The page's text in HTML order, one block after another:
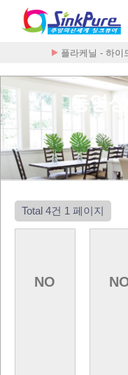
플라케닐 - 하
동영
Total 4건 1 페이지
NO